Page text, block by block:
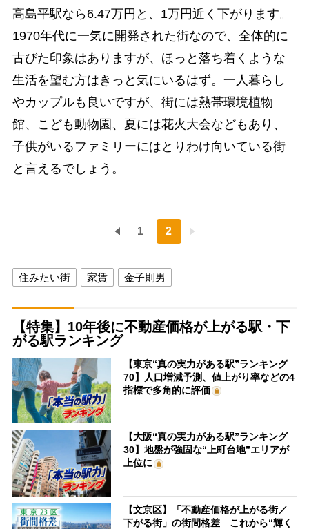
高島平駅なら6.47万円と、1万円近く下がります。
1970年代に一気に開発された街なので、全体的に
古びた印象はありますが、ほっと落ち着くような
生活を望む方はきっと気にいるはず。一人暮らし
やカップルも良いですが、街には熱帯環境植物
館、こども動物園、夏には花火大会などもあり、
子供がいるファミリーにはとりわけ向いている街
と言えるでしょう。
1 2
住みたい街 家賃 金子則男
【特集】10年後に不動産価格が上がる駅・下
がる駅ランキング
【東京“真の実力がある駅”ランキング
70】人口増減予測、値上がり率などの4
指標で多角的に評価
【大阪“真の実力がある駅”ランキング
30】地盤が強固な“上町台地”エリアが
上位に
【文京区】「不動産価格が上がる街／
下がる街」の街間格差 これから“輝く